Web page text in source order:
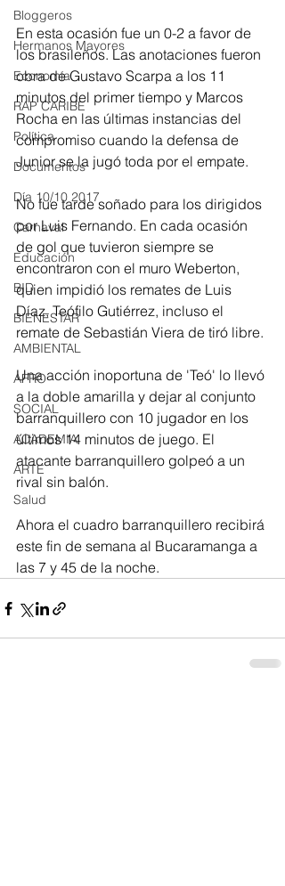
Bloggeros
Hermanos Mayores
Economía
RAP CARIBE
Política
Documentos
Día 10/10 2017
Carnaval
Educación
BID
BIENESTAR
AMBIENTAL
AFRO
SOCIAL
ACADEMIA
ARTE
Salud
En esta ocasión fue un 0-2 a favor de
los brasileños. Las anotaciones fueron
obra de Gustavo Scarpa a los 11
minutos del primer tiempo y Marcos
Rocha en las últimas instancias del
compromiso cuando la defensa de
Junior se la jugó toda por el empate.
No fue tarde soñado para los dirigidos
por Luis Fernando. En cada ocasión
de gol que tuvieron siempre se
encontraron con el muro Weberton,
quien impidió los remates de Luis
Díaz, Teófilo Gutiérrez, incluso el
remate de Sebastián Viera de tiró libre.
Una acción inoportuna de 'Teó' lo llevó
a la doble amarilla y dejar al conjunto
barranquillero con 10 jugador en los
últimos 14 minutos de juego. El
atacante barranquillero golpeó a un
rival sin balón.
Ahora el cuadro barranquillero recibirá
este fin de semana al Bucaramanga a
las 7 y 45 de la noche.